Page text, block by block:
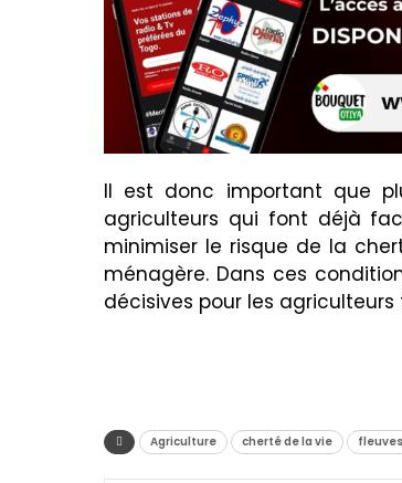
Il est donc important que
agriculteurs qui font déjà
minimiser le risque de la
ménagère. Dans ces
décisives pour les agriculteurs
Agriculture cherté de la vie fleuves